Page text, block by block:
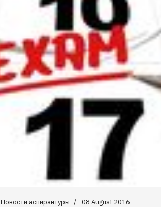
Новости аспирантуры 08 August 2016